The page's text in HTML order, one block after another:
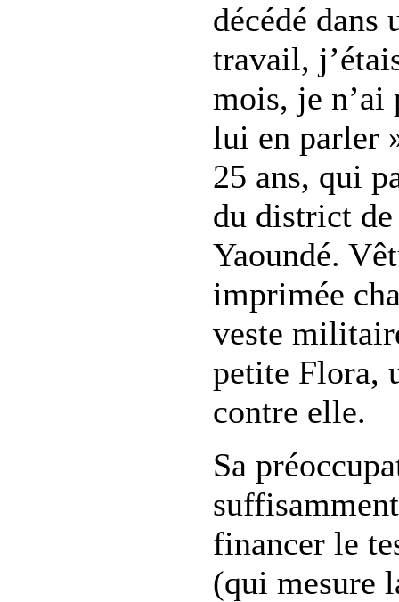
décédé dans
travail,
mois, je n’ai
lui en parler
25 ans, qui
du district
Yaoundé.
imprimée
veste
petite Flora,
contre elle.
Sa
financer le
(qui mesure